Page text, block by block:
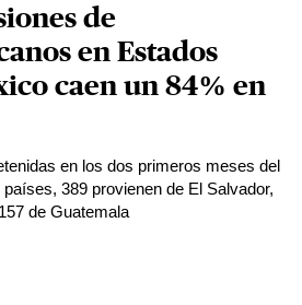
de
en Estados
caen un 84% en
en los dos primeros meses del
389 provienen de El Salvador,
de Guatemala